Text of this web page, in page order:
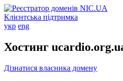
Клієнтська підтримка
укр eng
Хостинг
Дізнатися власника домену